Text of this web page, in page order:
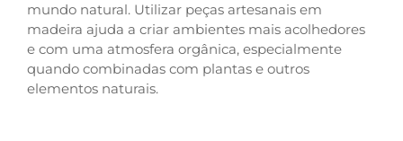
mundo natural. Utilizar peças artesanais em
madeira ajuda a criar ambientes mais acolhedores
e com uma atmosfera orgânica, especialmente
quando combinadas com plantas e outros
elementos naturais.